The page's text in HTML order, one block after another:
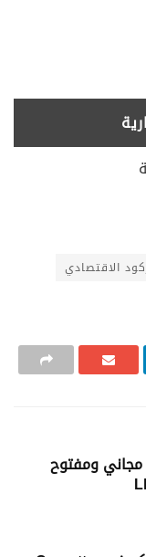
الاقتصادي
ومفتوح